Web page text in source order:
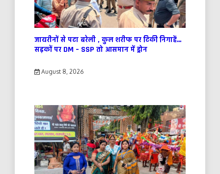
जायरीनों से पटा बरेली , कुल शरीफ पर टिकी निगाहें…
सड़कों पर DM – SSP तो आसमान में ड्रोन
August 8, 2026